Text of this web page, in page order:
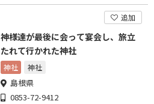
追加
神様達が最後に会って宴会し、旅立
たれて行かれた神社
神社 神社
島根県
0853-72-9412